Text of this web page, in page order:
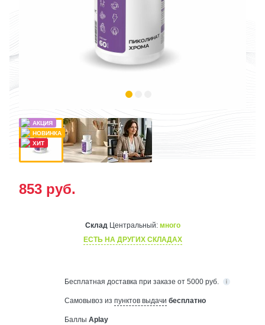
853 руб.
СкладЦентральный: много
ЕСТЬ НА ДРУГИХ СКЛАДАХ
Бесплатная доставка при заказе от 5000 руб.
Самовывоз из пунктов выдачи бесплатно
Баллы Aplay